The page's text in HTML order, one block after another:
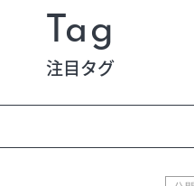
プロフィール
フロアガイド
ショップリスト
Tag
注目タグ